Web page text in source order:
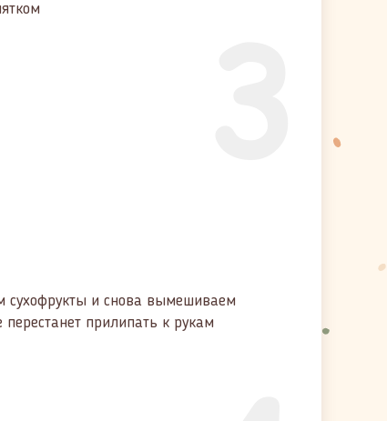
сухофрукты и снова вымешиваем
прилипать к рукам